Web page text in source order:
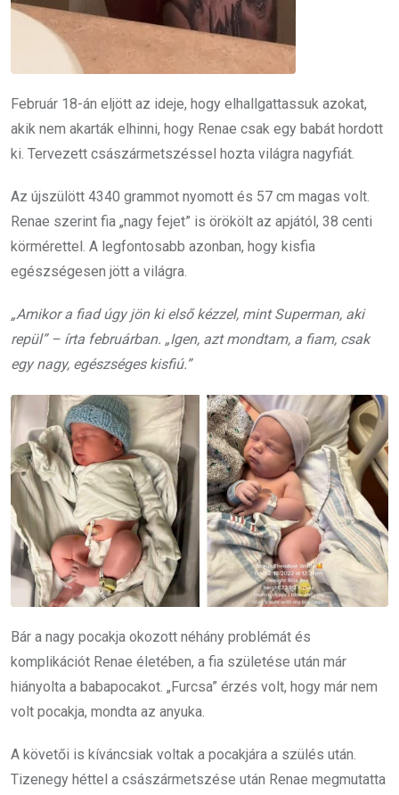
Február 18-án eljött az ideje, hogy elhallgattassuk azokat,
akik nem akarták elhinni, hogy Renae csak egy babát hordott
ki. Tervezett császármetszéssel hozta világra nagyfiát.
Az újszülött 4340 grammot nyomott és 57 cm magas volt.
Renae szerint fia „nagy fejet” is örökölt az apjától, 38 centi
körmérettel. A legfontosabb azonban, hogy kisfia
egészségesen jött a világra.
„Amikor a fiad úgy jön ki első kézzel, mint Superman, aki
repül” – írta februárban. „Igen, azt mondtam, a fiam, csak
egy nagy, egészséges kisfiú.”
Bár a nagy pocakja okozott néhány problémát és
komplikációt Renae életében, a fia születése után már
hiányolta a babapocakot. „Furcsa” érzés volt, hogy már nem
volt pocakja, mondta az anyuka.
A követői is kíváncsiak voltak a pocakjára a szülés után.
Tizenegy héttel a császármetszése után Renae megmutatta